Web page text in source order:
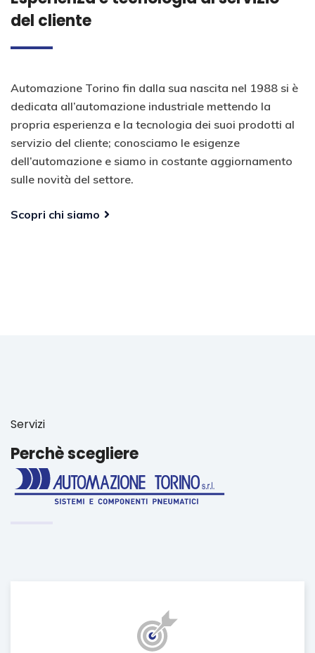
del cliente
Automazione Torino fin dalla sua nascita nel 1988 si è
dedicata all’automazione industriale mettendo la
propria esperienza e la tecnologia dei suoi prodotti al
servizio del cliente; conosciamo le esigenze
dell’automazione e siamo in costante aggiornamento
sulle novità del settore.
Scopri chi siamo
Servizi
Perchè scegliere